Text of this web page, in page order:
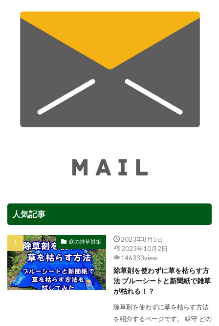
人気記事
庭の雑草対策
2023年8月5日
2023年10月2日
146333view
除草剤を使わずに草を枯らす方
法 ブルーシートと新聞紙で雑草
が枯れる！？
除草剤を使わずに草を枯らす方法
を紹介するページです。 緑守 どの